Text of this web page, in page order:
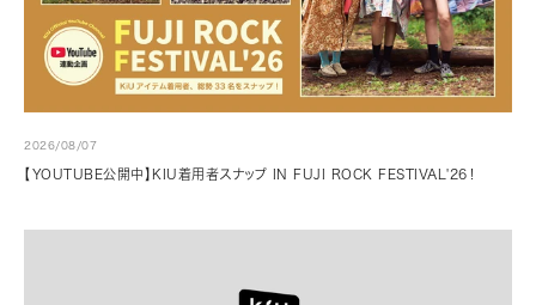
2026/08/07
【YOUTUBE公開中】KIU着用者スナップ IN FUJI ROCK FESTIVAL'26！